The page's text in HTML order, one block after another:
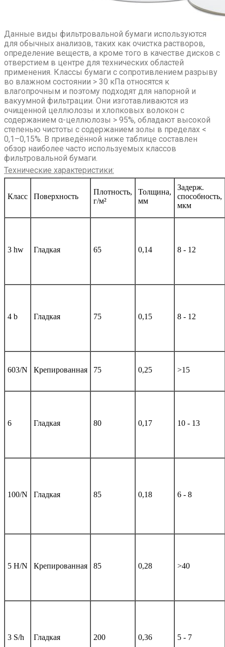
Данные виды фильтровальной бумаги используются
для обычных анализов, таких как очистка растворов,
определение веществ, а кроме того в качестве дисков с
отверстием в центре для технических областей
применения. Классы бумаги с сопротивлением разрыву
во влажном состоянии > 30 кПа относятся к
влагопрочным и поэтому подходят для напорной и
вакуумной фильтрации. Они изготавливаются из
очищенной целлюлозы и хлопковых волокон с
содержанием α-целлюлозы > 95%, обладают высокой
степенью чистоты с содержанием золы в пределах <
0,1–0,15%. В приведённой ниже таблице составлен
обзор наиболее часто используемых классов
фильтровальной бумаги.
Технические характеристики:
Класс Поверхность
Плотность,
г/м²
Толщина,
мм
Задерж.
способность,
мкм
3 hw Гладкая 65 0,14 8 - 12
4 b Гладкая 75 0,15 8 - 12
603/N Крепированная 75 0,25 >15
6 Гладкая 80 0,17 10 - 13
100/N Гладкая 85 0,18 6 - 8
5 H/N Крепированная 85 0,28 >40
3 S/h Гладкая 200 0,36 5 - 7